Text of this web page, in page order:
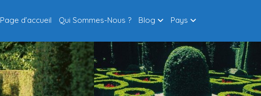
Page d’accueil Qui Sommes-Nous ? Blog Pays